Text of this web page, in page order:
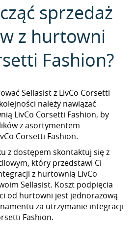
sprzedaż
z hurtowni
Fashion?
Sellasist z LivCo Corsetti
należy nawiązać
LivCo Corsetti Fashion, by
z asortymentem
Corsetti Fashion.
z dostępem skontaktuj się z
który przedstawi Ci
z hurtownią LivCo
Sellasist. Koszt podpięcia
od hurtowni jest jednorazową
za utrzymanie integracji
Fashion.